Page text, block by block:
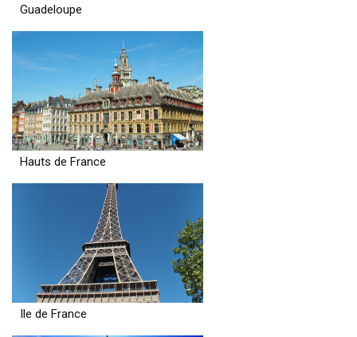
Guadeloupe
Hauts de France
Ile de France